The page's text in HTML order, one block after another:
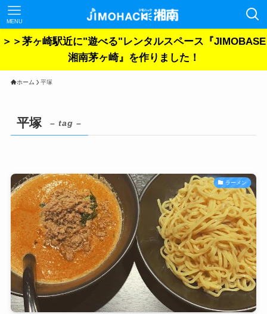
MENU
＞＞茅ヶ崎駅近に"遊べる"レンタルスペース『JIMOBASE
湘南茅ヶ崎』を作りました！
ホーム 平塚
平塚 – tag –
ラーメン